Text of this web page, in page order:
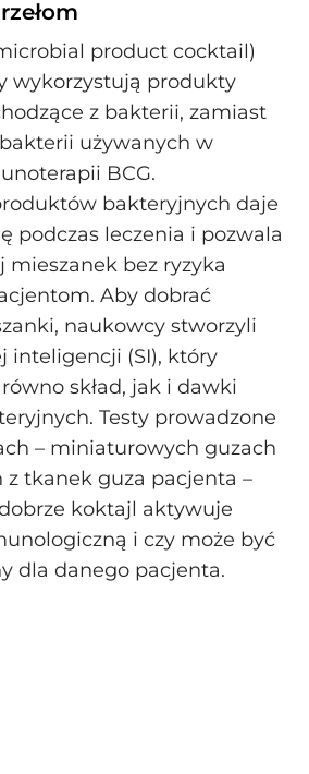
product cocktail)
wykorzystują produkty
z bakterii, zamiast
używanych w
BCG.
bakteryjnych daje
podczas leczenia i pozwala
mieszanek bez ryzyka
Aby dobrać
naukowcy stworzyli
inteligencji (SI), który
skład, jak i dawki
Testy prowadzone
– miniaturowych guzach
tkanek guza pacjenta –
koktajl aktywuje
i czy może być
dla danego pacjenta.